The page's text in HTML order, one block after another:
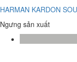
HARMAN KARDON
Ngưng sản xuất